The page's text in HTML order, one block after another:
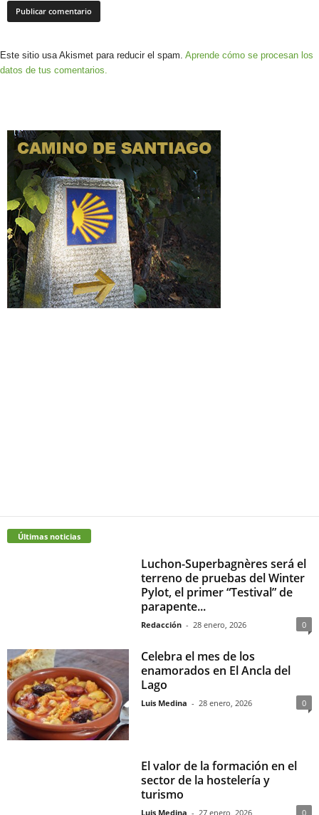
Este sitio usa Akismet para reducir el spam. Aprende cómo se procesan los
datos de tus comentarios.
Últimas noticias
Luchon-Superbagnères será el
terreno de pruebas del Winter
Pylot, el primer “Testival” de
parapente...
Redacción - 28 enero, 2026 0
Celebra el mes de los
enamorados en El Ancla del
Lago
Luis Medina - 28 enero, 2026 0
El valor de la formación en el
sector de la hostelería y
turismo
Luis Medina - 27 enero, 2026 0